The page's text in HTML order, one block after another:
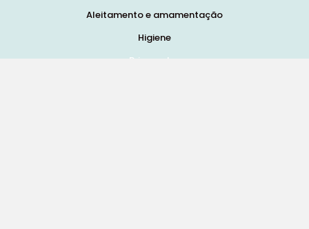
Aleitamento e amamentação
Higiene
Brinquedos